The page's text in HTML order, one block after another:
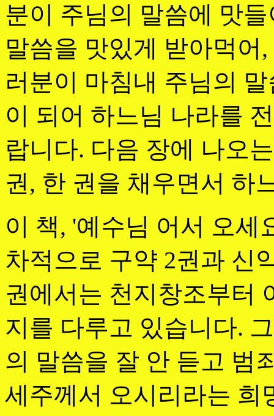
분이 주님의 말씀에 맛
말씀을 맛있게 받아먹어
러분이 마침내 주님의
이 되어 하느님 나라를
랍니다. 다음 장에 나오
권, 한 권을 채우면서 하
이 책, '예수님 어서 오세
차적으로 구약 2권과 신
권에서는 천지창조부터
지를 다루고 있습니다.
의 말씀을 잘 안 듣고 범
세주께서 오시리라는 희